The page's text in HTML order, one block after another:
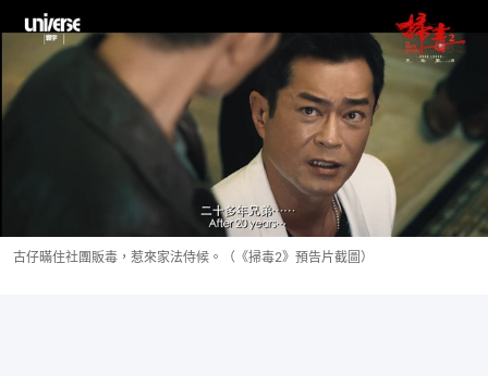
古仔暪住社團販毒，惹來家法侍候。（《掃毒2》預告片截圖）